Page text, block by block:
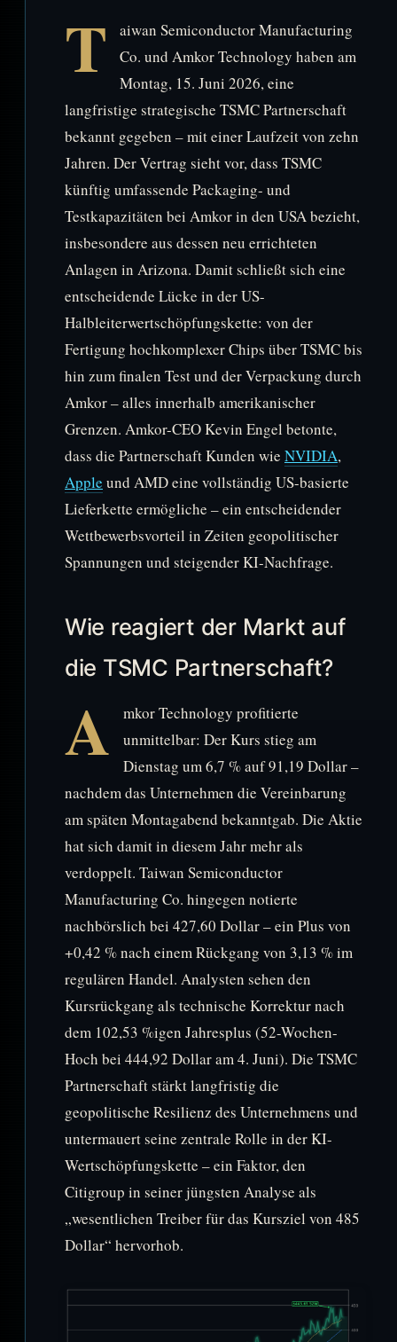
T
aiwan Semiconductor Manufacturing
Co. und Amkor Technology haben am
Montag, 15. Juni 2026, eine
langfristige strategische TSMC Partnerschaft
bekannt gegeben – mit einer Laufzeit von zehn
Jahren. Der Vertrag sieht vor, dass TSMC
künftig umfassende Packaging- und
Testkapazitäten bei Amkor in den USA bezieht,
insbesondere aus dessen neu errichteten
Anlagen in Arizona. Damit schließt sich eine
entscheidende Lücke in der US-
Halbleiterwertschöpfungskette: von der
Fertigung hochkomplexer Chips über TSMC bis
hin zum finalen Test und der Verpackung durch
Amkor – alles innerhalb amerikanischer
Grenzen. Amkor-CEO Kevin Engel betonte,
dass die Partnerschaft Kunden wie NVIDIA,
Apple und AMD eine vollständig US-basierte
Lieferkette ermögliche – ein entscheidender
Wettbewerbsvorteil in Zeiten geopolitischer
Spannungen und steigender KI-Nachfrage.
Wie reagiert der Markt auf
die TSMC Partnerschaft?
A
mkor Technology profitierte
unmittelbar: Der Kurs stieg am
Dienstag um 6,7 % auf 91,19 Dollar –
nachdem das Unternehmen die Vereinbarung
am späten Montagabend bekanntgab. Die Aktie
hat sich damit in diesem Jahr mehr als
verdoppelt. Taiwan Semiconductor
Manufacturing Co. hingegen notierte
nachbörslich bei 427,60 Dollar – ein Plus von
+0,42 % nach einem Rückgang von 3,13 % im
regulären Handel. Analysten sehen den
Kursrückgang als technische Korrektur nach
dem 102,53 %igen Jahresplus (52-Wochen-
Hoch bei 444,92 Dollar am 4. Juni). Die TSMC
Partnerschaft stärkt langfristig die
geopolitische Resilienz des Unternehmens und
untermauert seine zentrale Rolle in der KI-
Wertschöpfungskette – ein Faktor, den
Citigroup in seiner jüngsten Analyse als
„wesentlichen Treiber für das Kursziel von 485
Dollar“ hervorhob.